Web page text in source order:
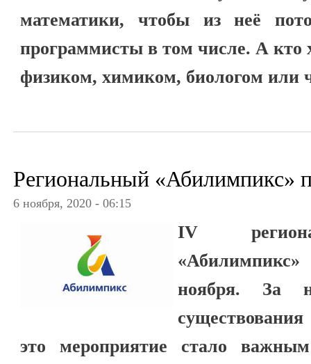
математики, чтобы из неё
программисты в том числе. А кто
физиком, химиком, биологом или
Региональный «Абилимпикс»
6 ноября, 2020 - 06:15
IV
ноября. За
это мероприятие стало